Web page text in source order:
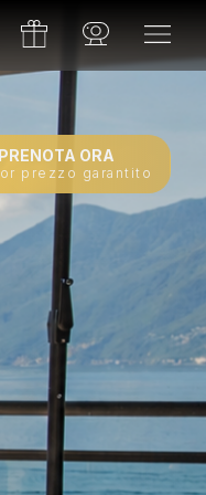
PRENOTA ORA
prezzo garantito